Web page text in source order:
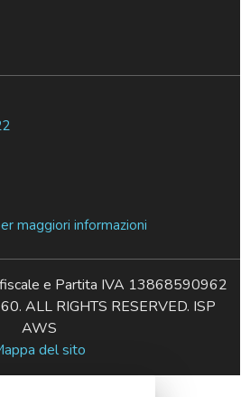
maggiori informazioni
e Partita IVA 13868590962
ALL RIGHTS RESERVED. ISP
AWS
del sito